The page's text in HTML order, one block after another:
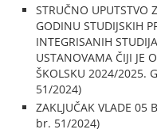
STRUČNO UPUTSTVO
GODINU STUDIJSKIH
INTEGRISANIH
USTANOVAMA ČIJI JE
ŠKOLSKU 2024/2025.
51/2024)
ZAKLJUČAK VLADE
br. 51/2024)